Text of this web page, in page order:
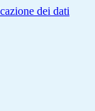
dei dati